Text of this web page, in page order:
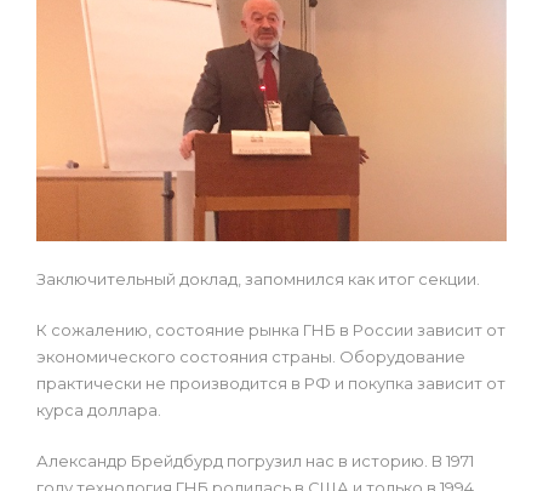
Заключительный доклад, запомнился как итог секции.
К сожалению, состояние рынка ГНБ в России зависит от
экономического состояния страны. Оборудование
практически не производится в РФ и покупка зависит от
курса доллара.
Александр Брейдбурд погрузил нас в историю. В 1971